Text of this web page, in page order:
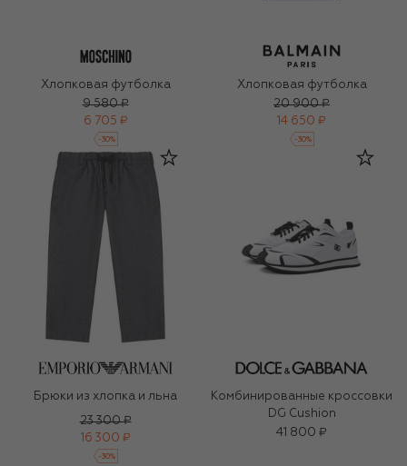
Хлопковая футболка
9 580 ₽
6 705 ₽
-30%
Хлопковая футболка
20 900 ₽
14 650 ₽
-30%
Брюки из хлопка и льна
23 300 ₽
16 300 ₽
-30%
Комбинированные кроссовки
DG Cushion
41 800 ₽